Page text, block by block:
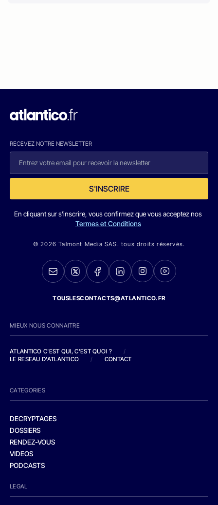
RECEVEZ NOTRE NEWSLETTER
S'INSCRIRE
En cliquant sur s'inscrire, vous confirmez que vous acceptez nos
Termes et Conditions
© 2026 Talmont Media SAS. tous droits réservés.
TOUSLESCONTACTS@ATLANTICO.FR
MIEUX NOUS CONNAITRE
ATLANTICO C'EST QUI, C'EST QUOI ?
/
LE RESEAU D'ATLANTICO
/ CONTACT
CATEGORIES
DECRYPTAGES
DOSSIERS
RENDEZ-VOUS
VIDEOS
PODCASTS
LEGAL